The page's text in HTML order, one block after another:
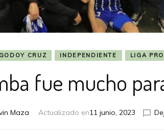
GODOY CRUZ INDEPENDIENTE LIGA
fue mucho
Maza Actualizado en11 junio, 2023